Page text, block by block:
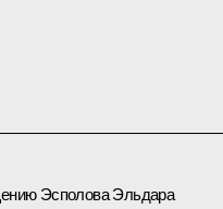
Эсполова Эльдара